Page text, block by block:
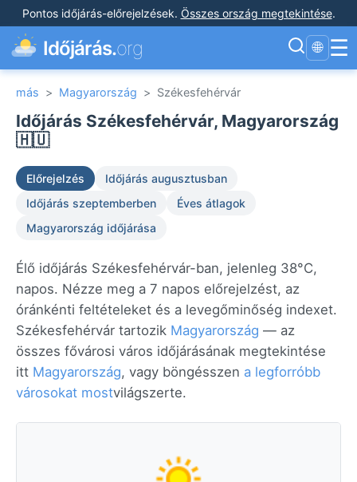
Pontos időjárás-előrejelzések. Összes ország megtekintése.
Időjárás.org 🌐 ☰
más > Magyarország > Székesfehérvár
Időjárás Székesfehérvár, Magyarország
🇭🇺
Előrejelzés
Időjárás augusztusban
Időjárás szeptemberben
Éves átlagok
Magyarország időjárása
Élő időjárás Székesfehérvár-ban, jelenleg 38°C,
napos. Nézze meg a 7 napos előrejelzést, az
óránkénti feltételeket és a levegőminőség indexet.
Székesfehérvár tartozik Magyarország — az
összes fővárosi város időjárásának megtekintése
itt Magyarország, vagy böngésszen a legforróbb
városokat mostvilágszerte.